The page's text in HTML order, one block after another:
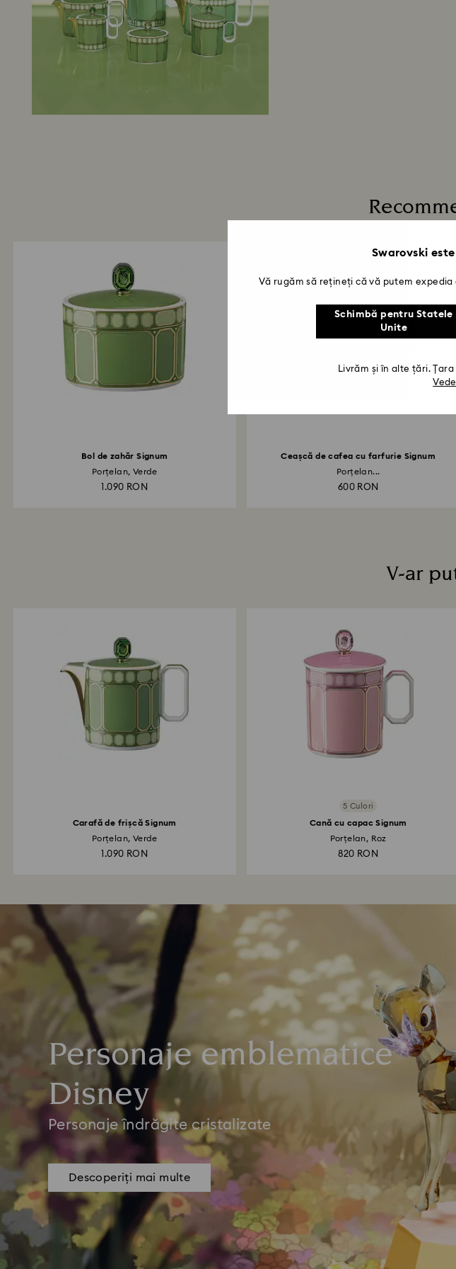
Bol de zahăr Signum
Porțelan, Verde
1.090 RON
Ceașcă de cafea cu farfurie Signum
Porțelan...
600 RON
V-ar
Carafă de frișcă Signum
Porțelan, Verde
1.090 RON
5 Culori
Cană cu capac Signum
Porțelan, Roz
820 RON
Personaje emblematice
Disney
Personaje îndrăgite cristalizate
Descoperiți mai multe
Swarovski
Vă rugăm să rețineți că vă putem
Schimbă pentru Statele
Unite
Livrăm și în alte țări.